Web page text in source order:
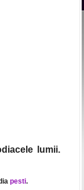
lumii.
pesti.